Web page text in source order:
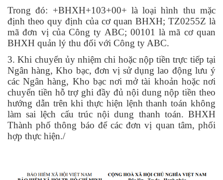
Trong đó: +BHXH+103+00+ là loại hình thu mặc
định theo quy định của cơ quan BHXH; TZ0255Z là
mã đơn vị của Công ty ABC; 00101 là mã cơ quan
BHXH quản lý thu đối với Công ty ABC.
3. Khi chuyển ủy nhiệm chi hoặc nộp tiền trực tiếp tại
Ngân hàng, Kho bạc, đơn vị sử dụng lao động lưu ý
các Ngân hàng, Kho bạc nơi mở tài khoản hoặc nơi
chuyển tiền hỗ trợ ghi đầy đủ nội dung nộp tiền theo
hướng dẫn trên khi thực hiện lệnh thanh toán không
làm sai lệch cấu trúc nội dung thanh toán. BHXH
Thành phố thông báo để các đơn vị quan tâm, phối
hợp thực hiện./